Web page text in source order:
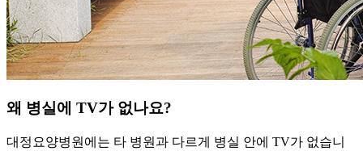
왜 병실에 TV가 없나요?
대정요양병원에는 타 병원과 다르게 병실 안에 TV가 없습니